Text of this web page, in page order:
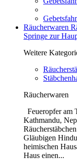
Räucherwaren
Springe zur
Weitere
Räucherwaren
Feueropfer am
Kathmandu,
Gläubigen
heimischen
Haus einen...